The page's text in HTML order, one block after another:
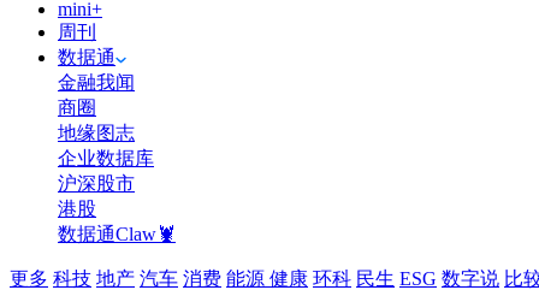
mini+
周刊
数据通
金融我闻
商圈
地缘图志
企业数据库
沪深股市
港股
数据通Claw🦞
更多 科技 地产 汽车 消费 能源 健康 环科 民生 ESG 数字说 比